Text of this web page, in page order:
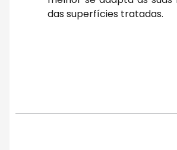
das superfícies tratadas.